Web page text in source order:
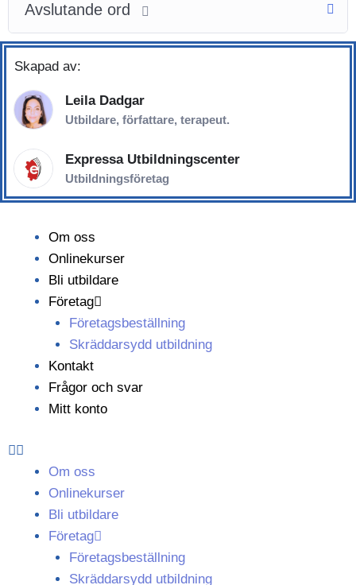
Avslutande ord
Skapad av:
Leila Dadgar
Utbildare, författare, terapeut.
Expressa Utbildningscenter
Utbildningsföretag
Om oss
Onlinekurser
Bli utbildare
Företag
Företagsbeställning
Skräddarsydd utbildning
Kontakt
Frågor och svar
Mitt konto
Om oss
Onlinekurser
Bli utbildare
Företag
Företagsbeställning
Skräddarsydd utbildning